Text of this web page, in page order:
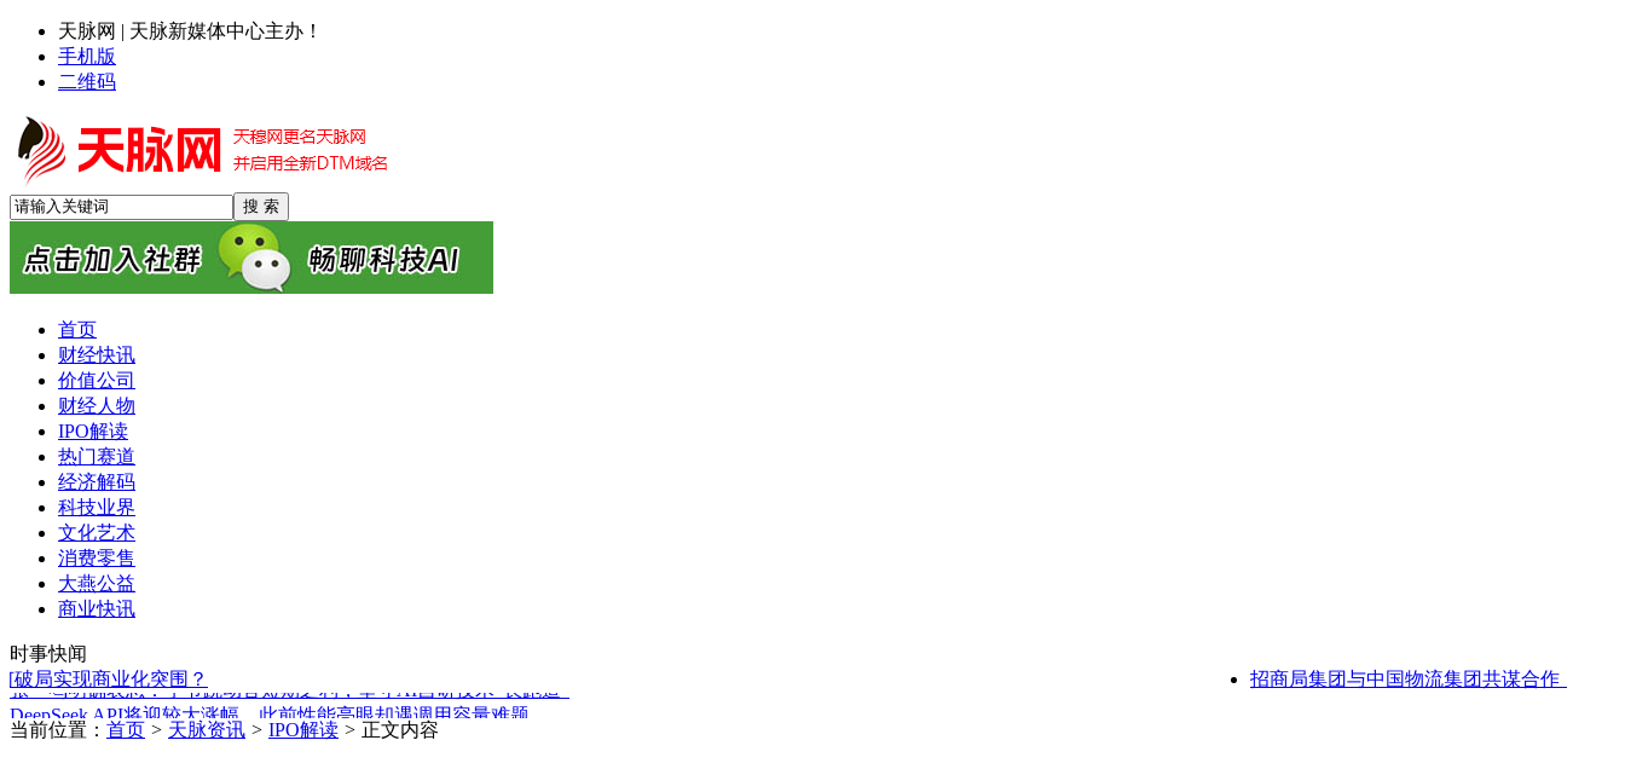
天脉网 | 天脉新媒体中心主办！
手机版
二维码
首页
财经快讯
价值公司
财经人物
IPO解读
热门赛道
经济解码
科技业界
文化艺术
消费零售
大燕公益
商业快讯
时事快闻
实现商业化突围？
招商局集团与中国物流集团共谋合作：深化多领
巴克莱报告：人形机器人大规模经济应用或延至2035年 近期聚焦工业场景
特斯拉Robotaxi扩张遇阻，马斯克如何破局商业化难题？
张一鸣明确表态：字节跳动舍短期之利，坚守AI自研技术“长跑道”
DeepSeek API将迎较大涨幅，此前性能亮眼却遇调用容量难题
字节AI“慢”行道：张一鸣划红线，梁汝波布长局，以长期主义筑技术壁垒
当前位置： 首页 > 天脉资讯 > IPO解读 > 正文内容